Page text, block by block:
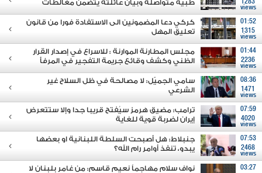
1283
views
طبية متواصلة وبيان عائلته يتضمن مغالطات
01:52
1315
views
كركي دعا المضمونين الى الاستفادة فورا من قانون
تعليق المهل
01:44
2236
views
مجلس المطارنة الموارنة : للاسراع في إصدار القرار
الظني وكشف وقائع جريمة التفجير في المرفأ
08:36
1471
views
سامي الجميّل: لا مصالحة في ظل السلاح غير
الشرعي
07:59
4020
views
ترامب: مضيق هرمز سيُفتح قريبا جدا وإلا ستتعرض
إيران لضربة قوية للغاية
07:53
2468
views
جنبلاط: هل أصبحت السلطة اللبنانية او بعضها
يبدو، تنفذ أوامر رام الله؟
03:27
نواف سلام مهاجماً نعيم قاسم: من غامر بلبنان لا